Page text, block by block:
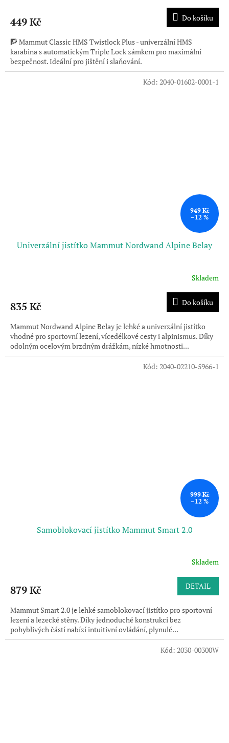
449 Kč Do košíku
🧗 Mammut Classic HMS Twistlock Plus - univerzální HMS
karabina s automatickým Triple Lock zámkem pro maximální
bezpečnost. Ideální pro jištění i slaňování.
949 Kč
–12 %
Univerzální jistítko Mammut Nordwand Alpine Belay
Skladem
835 Kč Do košíku
Mammut Nordwand Alpine Belay je lehké a univerzální jistítko
vhodné pro sportovní lezení, vícedélkové cesty i alpinismus. Díky
odolným ocelovým brzdným drážkám, nízké hmotnosti...
Kód: 2040-01602-0001-1
999 Kč
–12 %
Samoblokovací jistítko Mammut Smart 2.0
Skladem
879 Kč DETAIL
Mammut Smart 2.0 je lehké samoblokovací jistítko pro sportovní
lezení a lezecké stěny. Díky jednoduché konstrukci bez
pohyblivých částí nabízí intuitivní ovládání, plynulé...
Kód: 2040-02210-5966-1
Kód: 2030-00300W